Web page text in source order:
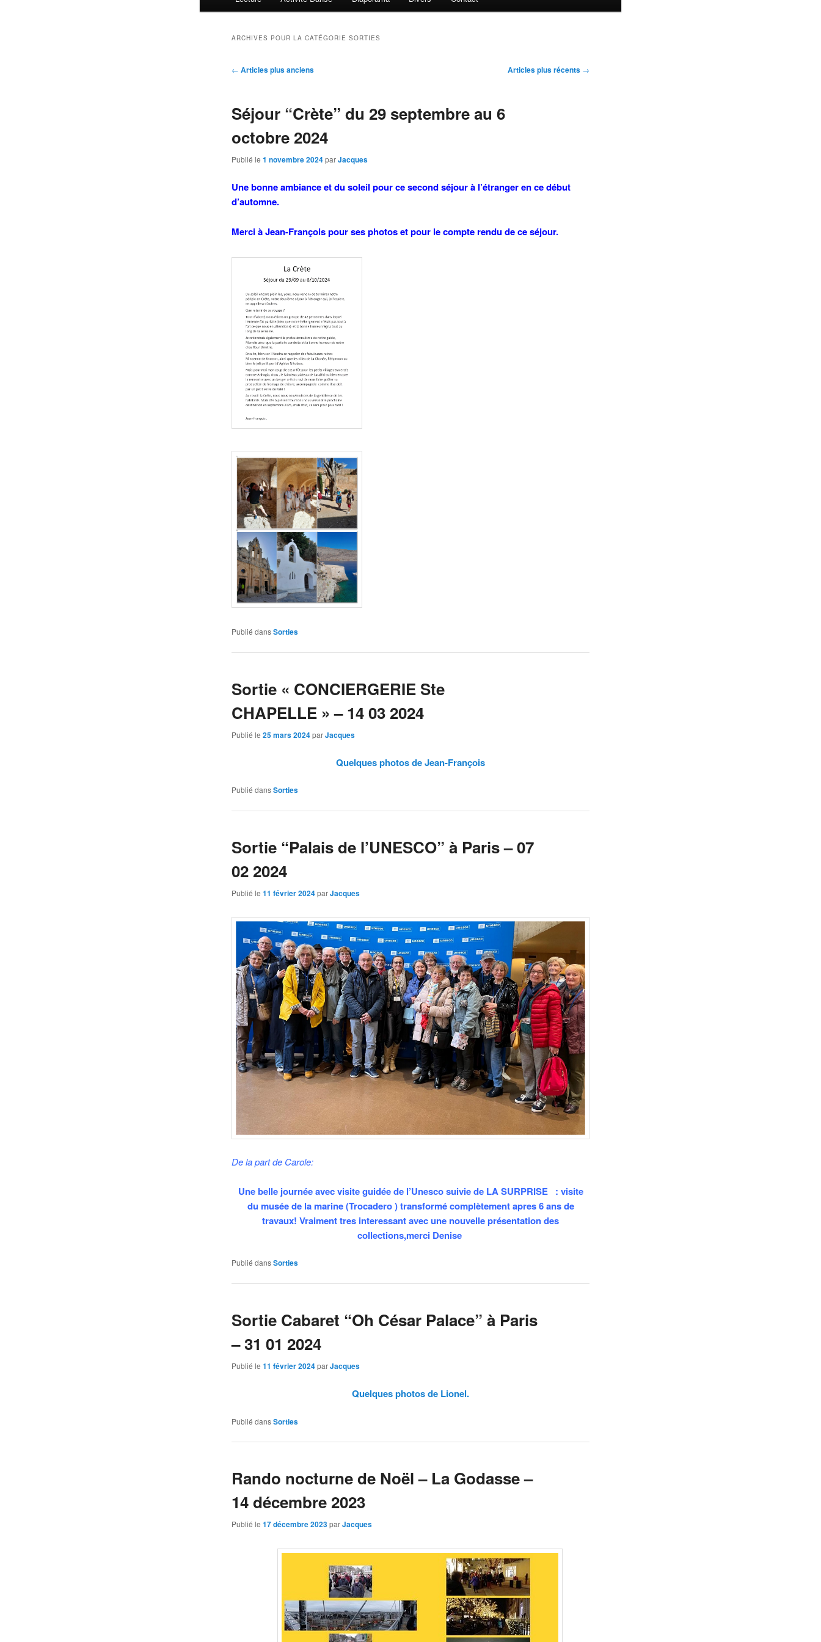
ARCHIVES POUR LA CATÉGORIESORTIES
Navigation
← Articles plus anciens Articles plus récents →
Séjour “Crète” du 29 septembre au 6
octobre 2024
Publié le1 novembre 2024 parJacques
Une bonne ambiance et du soleil pour ce second séjour à l’étranger en ce début
d’automne.
Merci à Jean-François pour ses photos et pour le compte rendu de ce séjour.
Publié dans Sorties
Sortie « CONCIERGERIE Ste
CHAPELLE » – 14 03 2024
Publié le25 mars 2024 parJacques
Quelques photos de Jean-François
Publié dans Sorties
Sortie “Palais de l’UNESCO” à Paris – 07
02 2024
Publié le11 février 2024 parJacques
De la part de Carole:
Une belle journée avec visite guidée de l’Unesco suivie de LA SURPRISE : visite
du musée de la marine (Trocadero ) transformé complètement apres 6 ans de
travaux! Vraiment tres interessant avec une nouvelle présentation des
collections,merci Denise
Publié dans Sorties
Sortie Cabaret “Oh César Palace” à Paris
– 31 01 2024
Publié le11 février 2024 parJacques
Quelques photos de Lionel.
Publié dans Sorties
Rando nocturne de Noël – La Godasse –
14 décembre 2023
Publié le17 décembre 2023 parJacques